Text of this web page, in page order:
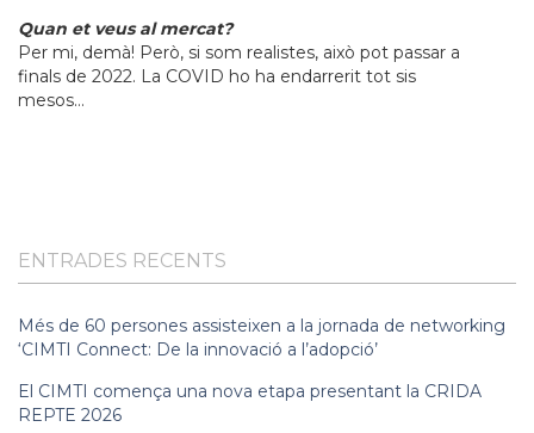
Quan et veus al mercat?
Per mi, demà! Però, si som realistes, això pot passar a
finals de 2022. La COVID ho ha endarrerit tot sis
mesos…
ENTRADES RECENTS
Més de 60 persones assisteixen a la jornada de networking
‘CIMTI Connect: De la innovació a l’adopció’
El CIMTI comença una nova etapa presentant la CRIDA
REPTE 2026